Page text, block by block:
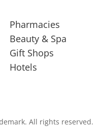
Pharmacies
Beauty & Spa
Gift Shops
Hotels
All rights reserved.